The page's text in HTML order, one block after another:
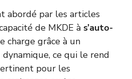
abordé par les articles
de MKDE à s’auto-
charge grâce à un
ce qui le rend
pour les